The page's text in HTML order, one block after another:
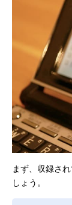
まず、収録さ
しょう。